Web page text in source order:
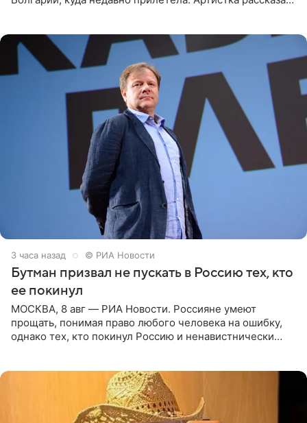
3 часа назад © РИА Новости
Бутман призвал не пускать в Россию тех, кто
ее покинул
МОСКВА, 8 авг — РИА Новости. Россияне умеют
прощать, понимая право любого человека на ошибку,
однако тех, кто покинул Россию и ненавистнически